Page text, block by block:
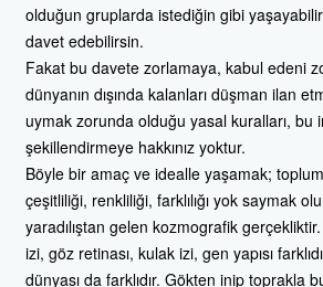
olduğun gruplarda istediğin gibi
davet edebilirsin.
Fakat bu davete zorlamaya, kabul edeni
dünyanın dışında kalanları düşman ilan
uymak zorunda olduğu yasal kuralları, bu
şekillendirmeye hakkınız yoktur.
Böyle bir amaç ve idealle yaşamak;
çeşitliliği, renkliliği, farklılığı yok saymak
yaradılıştan gelen kozmografik
izi, göz retinası, kulak izi, gen yapısı
dünyası da farklıdır. Gökten inip toprakla